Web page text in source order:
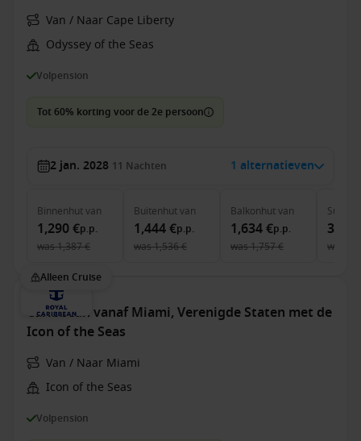
Van / Naar Cape Liberty
Odyssey of the Seas
Volpension
Tot 60% korting voor de 2e persoon
2 jan. 2028 11 Nachten 1 alternatieven
Binnenhutvan
1,290 €p.p.
was1,387 €
Buitenhutvan
1,444 €p.p.
was1,536 €
Balkonhutvan
1,634 €p.p.
was1,757 €
Suite
was
Alleen Cruise
Caribbean vanaf Miami, Verenigde Staten met de
Icon of the Seas
Van / Naar Miami
Icon of the Seas
Volpension